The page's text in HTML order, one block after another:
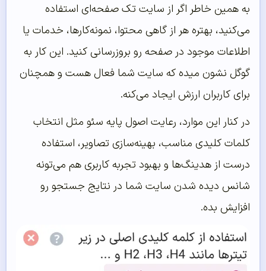
به همین خاطر اگر از سایت تک صفحه‌ای استفاده
می‌کنید، بهتره هر از گاهی محتوا، نمونه‌کارها، خدمات یا
اطلاعات موجود در صفحه رو بروزرسانی کنید. این کار به
گوگل نشون میده که سایت شما فعال هست و همچنان
برای کاربران ارزش ایجاد می‌کنه.
در کنار این موارد، رعایت اصول پایه سئو مثل انتخاب
کلمات کلیدی مناسب، بهینه‌سازی تصاویر، استفاده
درست از هدینگ‌ها و بهبود تجربه کاربری هم می‌تونه
شانس دیده شدن سایت شما در نتایج جستجو رو
افزایش بده.